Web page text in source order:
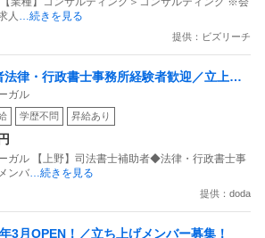
人 …続きを見る
提供：ビズリーチ
律・行政書士事務所経験者歓迎／立上げ
記特化で裁量
ガル
学歴不問 昇給あり
ガル 【上野】司法書士補助者◆法律・行政書士事
ンバ…続きを見る
提供：doda
3月OPEN！／立ち上げメンバー募集！